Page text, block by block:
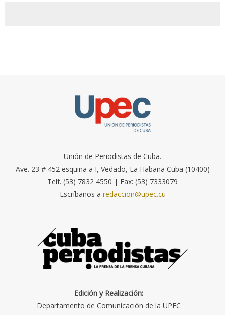
Unión de Periodistas de Cuba.
Ave. 23 # 452 esquina a I, Vedado, La Habana Cuba (10400)
Telf. (53) 7832 4550 | Fax: (53) 7333079
Escríbanos a redaccion@upec.cu
Edición y Realización:
Departamento de Comunicación de la UPEC